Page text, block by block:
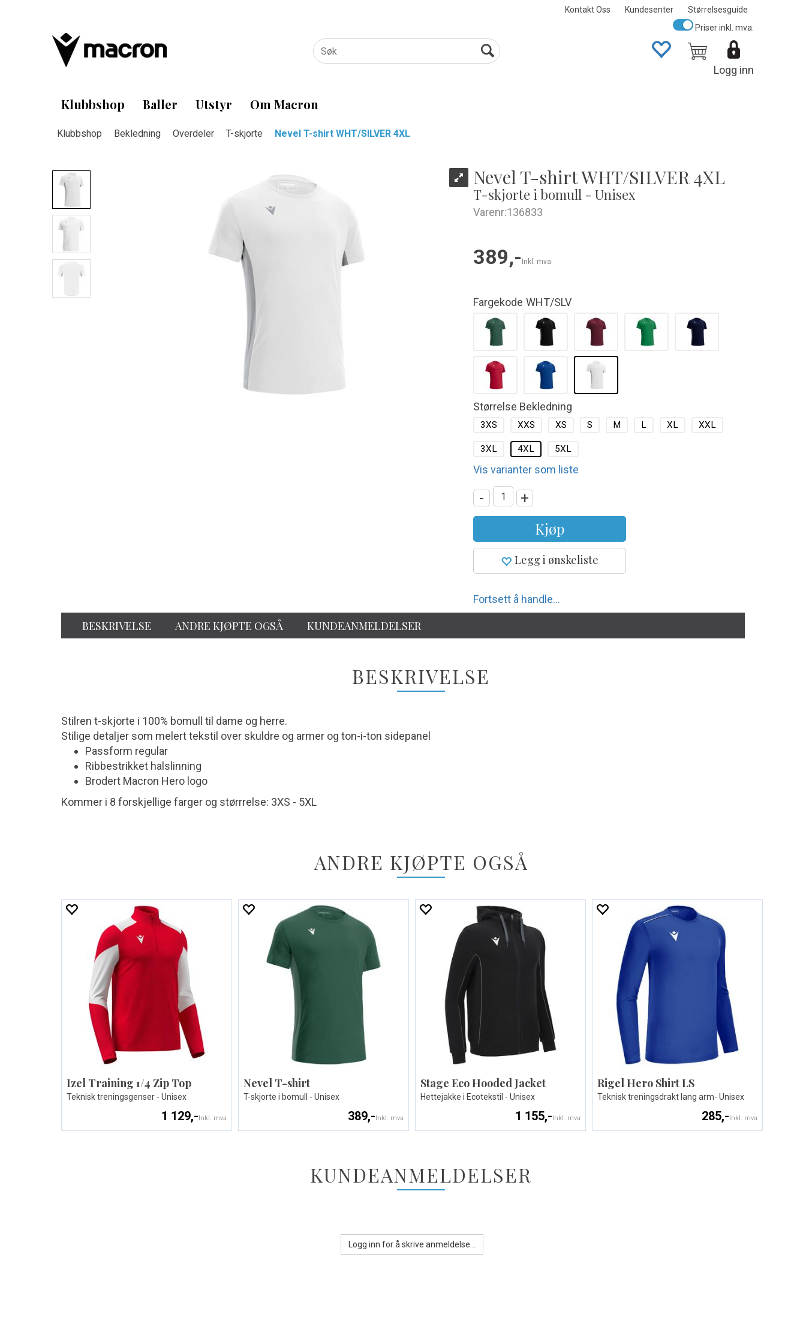
Kontakt Oss Kundesenter Størrelsesguide
Logg inn
Priser inkl. mva.
Klubbshop Baller Utstyr Om Macron
Klubbshop Bekledning Overdeler T-skjorte Nevel T-shirt WHT/SILVER 4XL
Nevel T-shirt WHT/SILVER 4XL
T-skjorte i bomull - Unisex
Varenr:136833
389,- Inkl. mva
Fargekode WHT/SLV
Størrelse Bekledning
3XS XXS XS S M L XL XXL
3XL 4XL 5XL
Vis varianter som liste
- +
Kjøp
Legg i ønskeliste
Fortsett å handle...
BESKRIVELSE ANDRE KJØPTE OGSÅ KUNDEANMELDELSER
BESKRIVELSE
Stilren t-skjorte i 100% bomull til dame og herre.
Stilige detaljer som melert tekstil over skuldre og armer og ton-i-ton sidepanel
Passform regular
Ribbestrikket halslinning
Brodert Macron Hero logo
Kommer i 8 forskjellige farger og størrrelse: 3XS - 5XL
ANDRE KJØPTE OGSÅ
Izel Training 1/4 Zip Top
Teknisk treningsgenser - Unisex
1 129,-Inkl. mva
Nevel T-shirt
T-skjorte i bomull - Unisex
389,-Inkl. mva
Stage Eco Hooded Jacket
Hettejakke i Ecotekstil - Unisex
1 155,-Inkl. mva
Rigel Hero Shirt LS
Teknisk treningsdrakt lang arm- Unisex
285,-Inkl. mva
KUNDEANMELDELSER
Logg inn for å skrive anmeldelse...